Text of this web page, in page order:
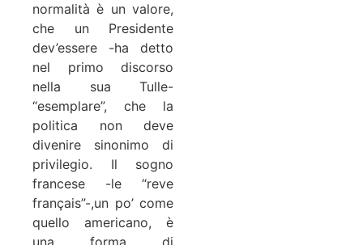
normalità è un valore,
che un Presidente
dev’essere -ha detto
nel primo discorso
nella sua Tulle-
“esemplare”, che la
politica non deve
divenire sinonimo di
privilegio. Il sogno
francese -le “reve
français”-,un po’ come
quello americano, è